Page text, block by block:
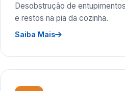
Desobstrução de
e restos na pia da cozinha.
Saiba Mais